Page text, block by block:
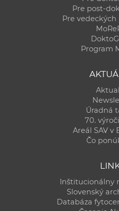
Pre post-
Pre
Program
Úradná
70.
Areál SAV v
Čo
Inštitucionálny
Slovenský
Databáza